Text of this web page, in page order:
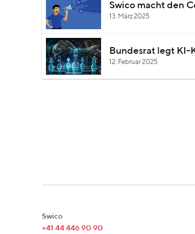
13. März 2025
Swico macht den
12. Februar 2025
Bundesrat legt KI-
Swico
+41 44 446 90 90